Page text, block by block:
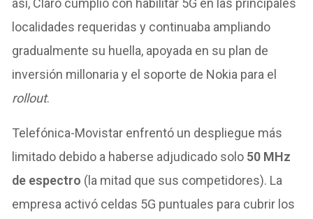
así, Claro cumplió con habilitar 5G en las principales
localidades requeridas y continuaba ampliando
gradualmente su huella, apoyada en su plan de
inversión millonaria y el soporte de Nokia para el
rollout.
Telefónica-Movistar enfrentó un despliegue más
limitado debido a haberse adjudicado solo 50 MHz
de espectro (la mitad que sus competidores). La
empresa activó celdas 5G puntuales para cubrir los